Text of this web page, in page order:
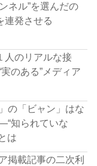
ネル”を選んだの
連発させる
人のリアルな接
のある”メディア
の「ビャン」はな
知られていな
は
掲載記事の二次利